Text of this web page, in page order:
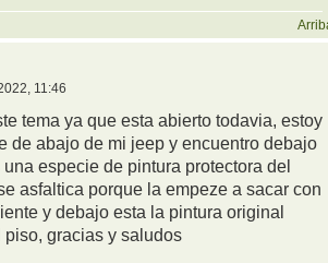
11:46
tema ya que esta abierto todavia, estoy
de abajo de mi jeep y encuentro debajo
especie de pintura protectora del
asfaltica porque la empeze a sacar con
y debajo esta la pintura original
gracias y saludos